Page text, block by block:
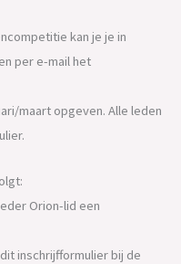
kan je je in
per e-mail het
maart opgeven. Alle leden
Orion-lid een
inschrijfformulier bij de